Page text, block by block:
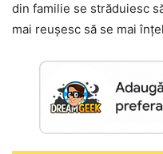
din familie se străduiesc
mai reușesc să se mai